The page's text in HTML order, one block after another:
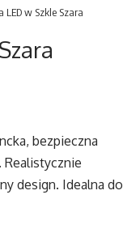
LED w Szkle Szara
bezpieczna
Realistycznie
design. Idealna do